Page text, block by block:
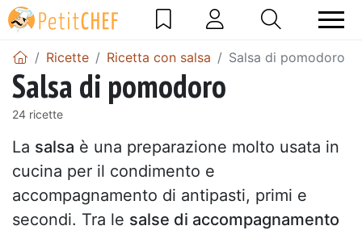
Ricette Ricetta con salsa Salsa di pomodoro
Salsa di pomodoro
24 ricette
La salsa è una preparazione molto usata in
cucina per il condimento e
accompagnamento di antipasti, primi e
secondi. Tra le salse di accompagnamento